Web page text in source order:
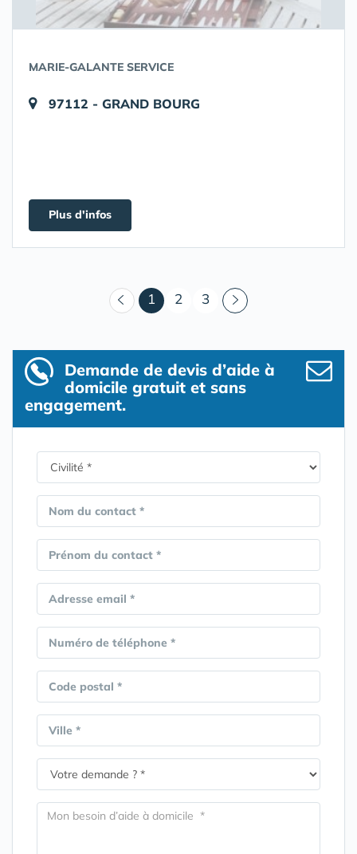
MARIE-GALANTE SERVICE
97112 - GRAND BOURG
Plus d'infos
1 (courant)
2 3
Demande de devis d’aide à
domicile gratuit et sans
engagement.
Nom du contact *
Prénom du contact *
Adresse email *
Numéro de téléphone *
Code postal *
Ville *